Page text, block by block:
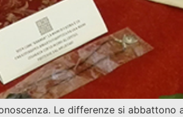
Le differenze si abbattono